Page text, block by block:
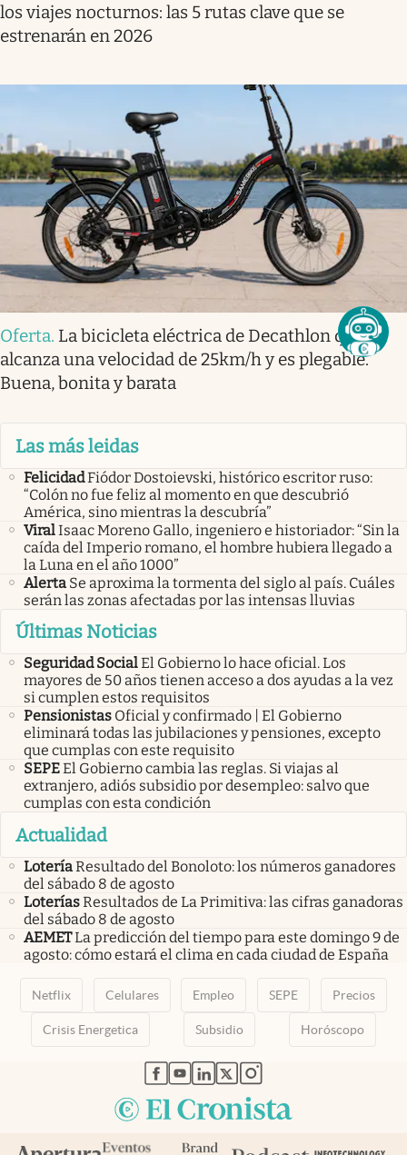
los viajes nocturnos: las 5 rutas clave que se
estrenarán en 2026
Oferta. La bicicleta eléctrica de Decathlon que
alcanza una velocidad de 25km/h y es plegable.
Buena, bonita y barata
Las más leidas
FelicidadFiódor Dostoievski, histórico escritor ruso:
“Colón no fue feliz al momento en que descubrió
América, sino mientras la descubría”
ViralIsaac Moreno Gallo, ingeniero e historiador: “Sin la
caída del Imperio romano, el hombre hubiera llegado a
la Luna en el año 1000”
Alerta Se aproxima la tormenta del siglo al país. Cuáles
serán las zonas afectadas por las intensas lluvias
Últimas Noticias
Seguridad SocialEl Gobierno lo hace oficial. Los
mayores de 50 años tienen acceso a dos ayudas a la vez
si cumplen estos requisitos
Pensionistas Oficial y confirmado | El Gobierno
eliminará todas las jubilaciones y pensiones, excepto
que cumplas con este requisito
SEPEEl Gobierno cambia las reglas. Si viajas al
extranjero, adiós subsidio por desempleo: salvo que
cumplas con esta condición
Actualidad
LoteríaResultado del Bonoloto: los números ganadores
del sábado 8 de agosto
LoteríasResultados de La Primitiva: las cifras ganadoras
del sábado 8 de agosto
AEMETLa predicción del tiempo para este domingo 9 de
agosto: cómo estará el clima en cada ciudad de España
Netflix Celulares Empleo SEPE Precios
Crisis Energetica Subsidio Horóscopo
abre en nueva pestaña
abre en nueva pestaña
abre en nueva pestaña
abre en nueva pestaña
abre en nueva pestaña